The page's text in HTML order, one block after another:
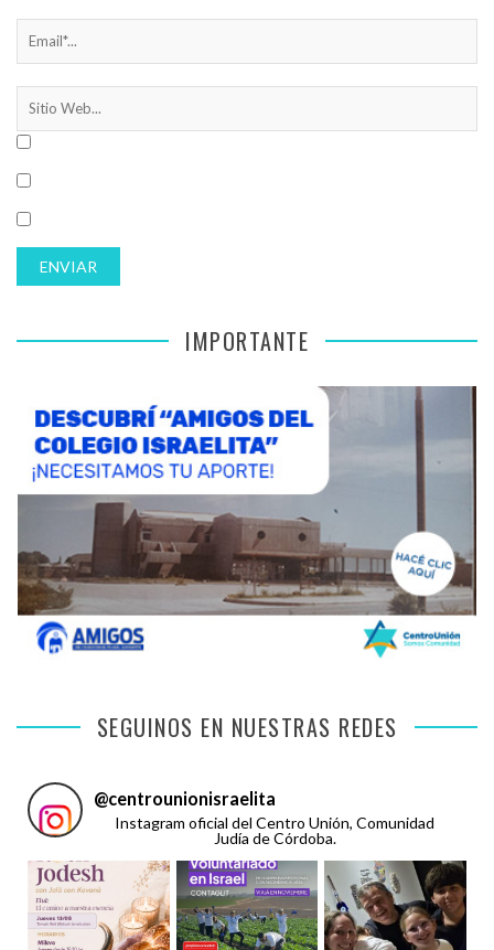
IMPORTANTE
SEGUINOS EN NUESTRAS REDES
@centrounionisraelita
Instagram oficial del Centro Unión, Comunidad
Judía de Córdoba.